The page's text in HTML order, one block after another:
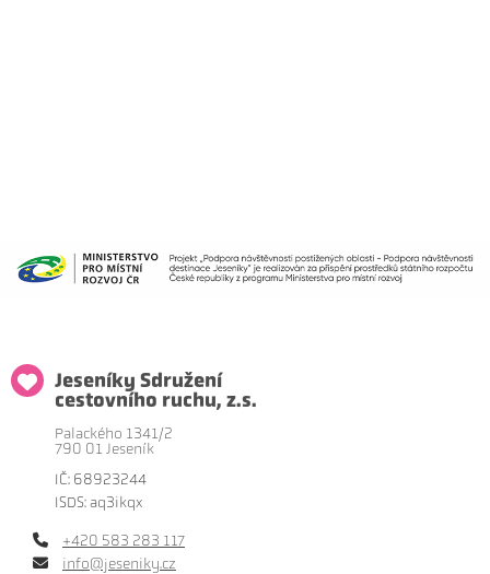
Jeseníky Sdružení
cestovního ruchu, z.s.
Palackého 1341/2
790 01 Jeseník
IČ: 68923244
ISDS: aq3ikqx
+420 583 283 117
info@jeseniky.cz